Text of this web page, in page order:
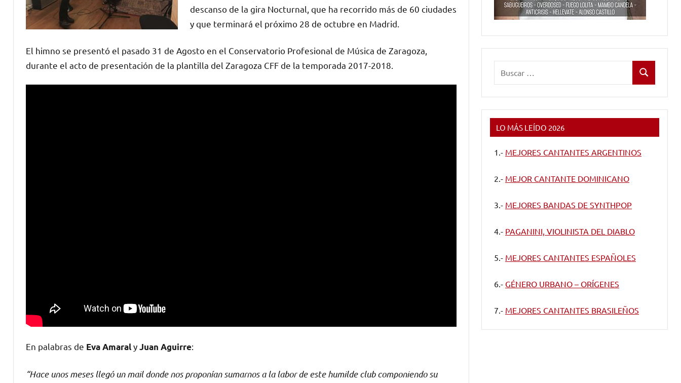
descanso de la gira Nocturnal, que ha recorrido más de 60 ciudades
y que terminará el próximo 28 de octubre en Madrid.
El himno se presentó el pasado 31 de Agosto en el Conservatorio Profesional de Música de Zaragoza,
durante el acto de presentación de la plantilla del Zaragoza CFF de la temporada 2017-2018.
En palabras de Eva AmaralyJuan Aguirre:
“Hace unos meses llegó un mail donde nos proponían sumarnos a la labor de este humilde club componiendo su
Buscar
LO MÁS LEÍDO 2026
1.- MEJORES CANTANTES ARGENTINOS
2.- MEJOR CANTANTE DOMINICANO
3.- MEJORES BANDAS DE SYNTHPOP
4.- PAGANINI, VIOLINISTA DEL DIABLO
5.- MEJORES CANTANTES ESPAÑOLES
6.- GÉNERO URBANO – ORÍGENES
7.- MEJORES CANTANTES BRASILEÑOS